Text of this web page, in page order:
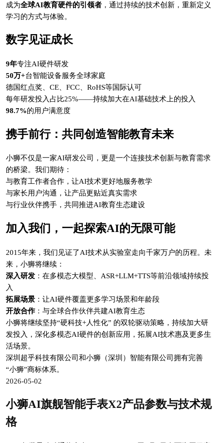
成为全球AI教育硬件的引领者 ，通过持续的技术创新，重新定义
学习的方式与体验。
数字见证成长
9年专注AI硬件研发
50万+台智能设备服务全球家庭
德国红点奖、CE、FCC、RoHS等国际认可
每年研发投入占比25%——持续加大在AI基础技术上的投入
98.7%的用户满意度
携手前行：共同创造智能教育未来
小狮不仅是一家AI研发公司，更是一个连接技术创新与教育需求
的桥梁。我们期待：
与教育工作者合作，让AI技术更好地服务教学
与家长用户沟通，让产品更贴近真实需求
与行业伙伴携手，共同推进AI教育生态建设
加入我们，一起探索AI的无限可能
2015年来，我们见证了AI技术从实验室走向千家万户的历程。未
来，小狮将继续：
深入研发 ：在多模态大模型、ASR+LLM+TTS等前沿领域持续投
入
拓展场景 ：让AI硬件覆盖更多学习场景和年龄段
开放合作 ：与全球合作伙伴共建AI教育生态
小狮将继续坚持“硬科技+人性化” 的双轮驱动策略，持续加大研
发投入，深化多模态AI硬件的创新应用，拓展AI技术惠及更多生
活场景。
深圳超乎科技有限公司和小狮（深圳）智能有限公司拥有完善
“小狮”商标体系。
2026-05-02
小狮AI旗舰智能手表X2产品参数与技术规
格